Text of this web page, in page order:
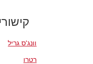
וונג'ס גריל
רטרו